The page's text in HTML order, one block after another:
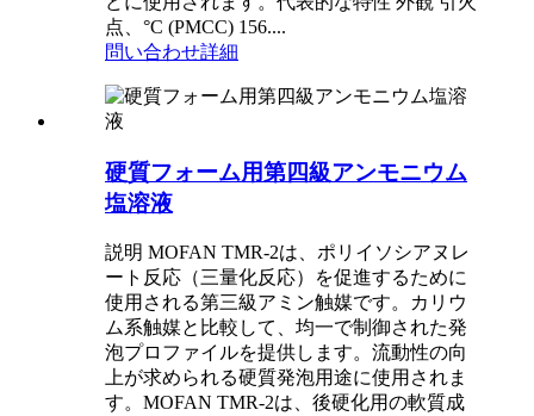
点、°C (PMCC) 156....
問い合わせ詳細
硬質フォーム用第四級アンモニウム
塩溶液
説明 MOFAN TMR-2は、ポリイソシアヌレ
ート反応（三量化反応）を促進するために
使用される第三級アミン触媒です。カリウ
ム系触媒と比較して、均一で制御された発
泡プロファイルを提供します。流動性の向
上が求められる硬質発泡用途に使用されま
す。MOFAN TMR-2は、後硬化用の軟質成